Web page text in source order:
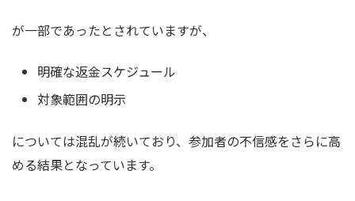
が一部であったとされていますが、
明確な返金スケジュール
対象範囲の明示
については混乱が続いており、参加者の不信感をさらに高
める結果となっています。